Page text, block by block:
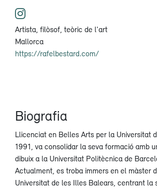
Artista, filòsof, teòric de l'art
Mallorca
https://rafelbestard.com/
Biografia
Llicenciat en Belles Arts per la Universitat
1991, va consolidar la seva formació amb
dibuix a la Universitat Politècnica de
Actualment, es troba immers en el màster
Universitat de les Illes Balears, centrant la